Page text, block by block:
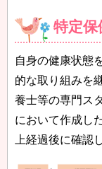
特定保
自身の健康状態
的な取り組みを
養士等の専門ス
において作成し
上経過後に確認